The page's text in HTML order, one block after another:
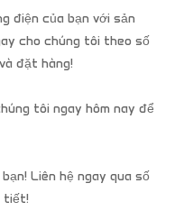
điện của bạn với sản
cho chúng tôi theo số
đặt hàng!
tôi ngay hôm nay để
Liên hệ ngay qua số
tiết!